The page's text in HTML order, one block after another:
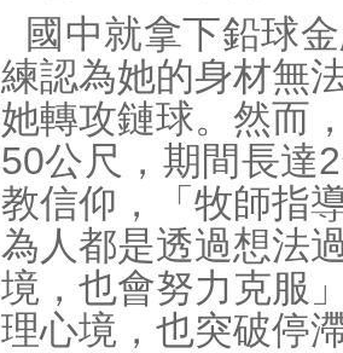
國中就拿下鉛球
練認為她的身材無
她轉攻鏈球。然而
50公尺，期間長達
教信仰，「牧師指
為人都是透過想法
境，也會努力克服
理心境，也突破停